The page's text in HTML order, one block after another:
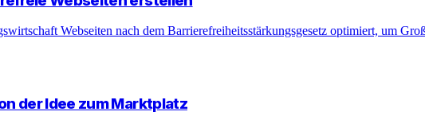
Webseiten nach dem Barrierefreiheitsstärkungsgesetz optimiert, um
der Idee zum Marktplatz